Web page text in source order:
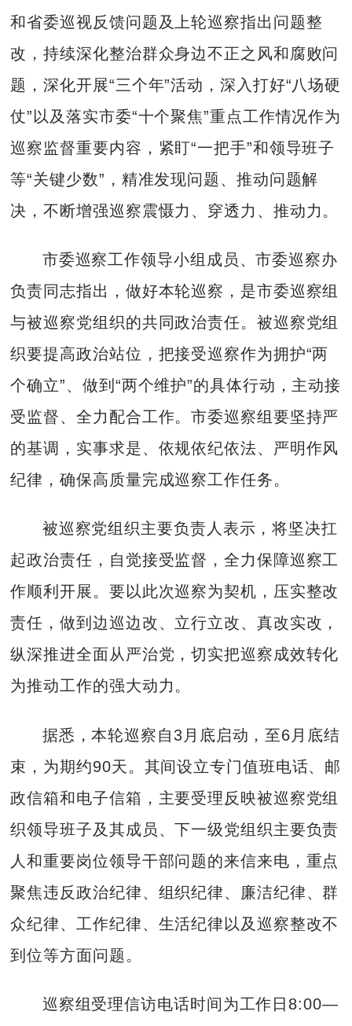
和省委巡视反馈问题及上轮巡察指出问题整
改，持续深化整治群众身边不正之风和腐败问
题，深化开展“三个年”活动，深入打好“八场硬
仗”以及落实市委“十个聚焦”重点工作情况作为
巡察监督重要内容，紧盯“一把手”和领导班子
等“关键少数”，精准发现问题、推动问题解
决，不断增强巡察震慑力、穿透力、推动力。
市委巡察工作领导小组成员、市委巡察办
负责同志指出，做好本轮巡察，是市委巡察组
与被巡察党组织的共同政治责任。被巡察党组
织要提高政治站位，把接受巡察作为拥护“两
个确立”、做到“两个维护”的具体行动，主动接
受监督、全力配合工作。市委巡察组要坚持严
的基调，实事求是、依规依纪依法、严明作风
纪律，确保高质量完成巡察工作任务。
被巡察党组织主要负责人表示，将坚决扛
起政治责任，自觉接受监督，全力保障巡察工
作顺利开展。要以此次巡察为契机，压实整改
责任，做到边巡边改、立行立改、真改实改，
纵深推进全面从严治党，切实把巡察成效转化
为推动工作的强大动力。
据悉，本轮巡察自3月底启动，至6月底结
束，为期约90天。其间设立专门值班电话、邮
政信箱和电子信箱，主要受理反映被巡察党组
织领导班子及其成员、下一级党组织主要负责
人和重要岗位领导干部问题的来信来电，重点
聚焦违反政治纪律、组织纪律、廉洁纪律、群
众纪律、工作纪律、生活纪律以及巡察整改不
到位等方面问题。
巡察组受理信访电话时间为工作日8:00—